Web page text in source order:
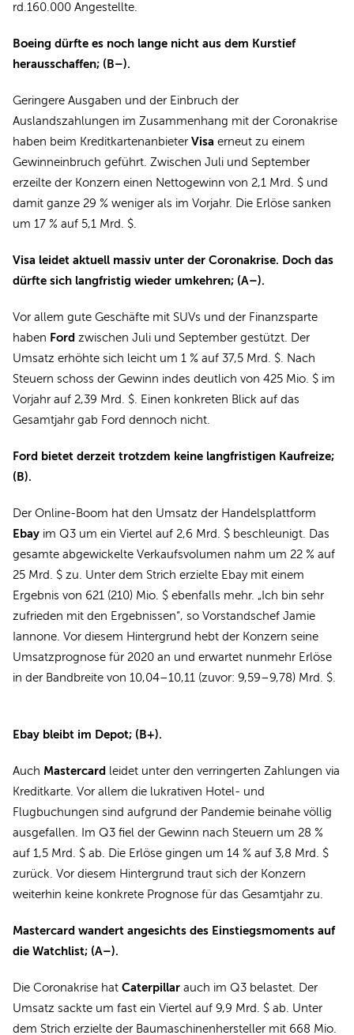
rd.160.000 Angestellte.
Boeing dürfte es noch lange nicht aus dem Kurstief
herausschaffen; (B–).
Geringere Ausgaben und der Einbruch der
Auslandszahlungen im Zusammenhang mit der Coronakrise
haben beim Kreditkartenanbieter Visa erneut zu einem
Gewinneinbruch geführt. Zwischen Juli und September
erzeilte der Konzern einen Nettogewinn von 2,1 Mrd. $ und
damit ganze 29 % weniger als im Vorjahr. Die Erlöse sanken
um 17 % auf 5,1 Mrd. $.
Visa leidet aktuell massiv unter der Coronakrise. Doch das
dürfte sich langfristig wieder umkehren; (A–).
Vor allem gute Geschäfte mit SUVs und der Finanzsparte
haben Ford zwischen Juli und September gestützt. Der
Umsatz erhöhte sich leicht um 1 % auf 37,5 Mrd. $. Nach
Steuern schoss der Gewinn indes deutlich von 425 Mio. $ im
Vorjahr auf 2,39 Mrd. $. Einen konkreten Blick auf das
Gesamtjahr gab Ford dennoch nicht.
Ford bietet derzeit trotzdem keine langfristigen Kaufreize;
(B).
Der Online-Boom hat den Umsatz der Handelsplattform
Ebay im Q3 um ein Viertel auf 2,6 Mrd. $ beschleunigt. Das
gesamte abgewickelte Verkaufsvolumen nahm um 22 % auf
25 Mrd. $ zu. Unter dem Strich erzielte Ebay mit einem
Ergebnis von 621 (210) Mio. $ ebenfalls mehr. „Ich bin sehr
zufrieden mit den Ergebnissen“, so Vorstandschef Jamie
Iannone. Vor diesem Hintergrund hebt der Konzern seine
Umsatzprognose für 2020 an und erwartet nunmehr Erlöse
in der Bandbreite von 10,04–10,11 (zuvor: 9,59–9,78) Mrd. $.
Ebay bleibt im Depot; (B+).
Auch Mastercard leidet unter den verringerten Zahlungen via
Kreditkarte. Vor allem die lukrativen Hotel- und
Flugbuchungen sind aufgrund der Pandemie beinahe völlig
ausgefallen. Im Q3 fiel der Gewinn nach Steuern um 28 %
auf 1,5 Mrd. $ ab. Die Erlöse gingen um 14 % auf 3,8 Mrd. $
zurück. Vor diesem Hintergrund traut sich der Konzern
weiterhin keine konkrete Prognose für das Gesamtjahr zu.
Mastercard wandert angesichts des Einstiegsmoments auf
die Watchlist; (A–).
Die Coronakrise hat Caterpillar auch im Q3 belastet. Der
Umsatz sackte um fast ein Viertel auf 9,9 Mrd. $ ab. Unter
dem Strich erzielte der Baumaschinenhersteller mit 668 Mio.